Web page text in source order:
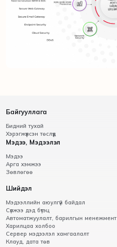
Байгууллага
Бидний тухай
Хэрэгжүүлсэн төслүүд
Мэдээ, Мэдээлэл
Мэдээ
Арга хэмжээ
Зөвлөгөө
Шийдэл
Мэдээллийн аюулгүй байдал
Сүлжээ дэд бүтэц
Автоматжуулалт, барилгын менежмент
Харилцаа холбоо
Сервер мэдээлэл хамгаалалт
Клауд, дата төв